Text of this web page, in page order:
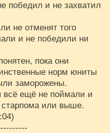
победил и не захватил
не отменят того
и не победили ни
пока они
норм юниты
заморожены.
всё ещё не поймали и
старпома или выше.